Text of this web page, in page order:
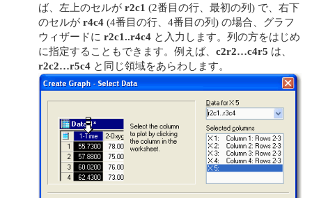
ば、左上のセルが r2c1 (2番目の行、最初の列) で、右下
のセルが r4c4 (4番目の行、4番目の列) の場合、グラフ
ウィザードに r2c1..r4c4 と入力します。列の方をはじめ
に指定することもできます。例えば、 c2r2…c4r5 は、
r2c2…r5c4 と同じ領域をあらわします。